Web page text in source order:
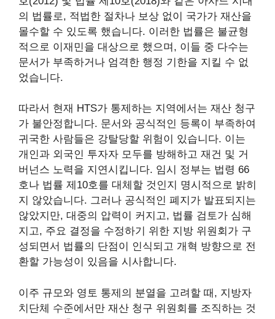
의 법률로, 적법한 절차나 보상 없이 국가가 재산을
몰수할 수 있도록 했습니다. 이러한 법률은 불균형
적으로 이재민을 대상으로 했으며, 이들 중 다수는
문서가 부족하거나 엄격한 행정 기한을 지킬 수 없
었습니다.
따라서 현재 HTS가 통제하는 지역에서는 재산 청구
가 불안정합니다. 문서와 공식적인 등록이 부족하여
귀국한 사람들은 강탈당할 위험이 있습니다. 이는
개인과 외국인 투자자 모두를 방해하고 재건 및 거
버넌스 노력을 지연시킵니다. 임시 정부는 법령 66
호나 법률 제10호를 대체할 것인지 명시적으로 밝히
지 않았습니다. 그러나 공식적인 폐지가 발표되지는
않았지만, 대중의 압력이 커지고, 법률 검토가 심해
지고, 주요 결정을 수정하기 위한 지방 위원회가 구
성되면서 법률의 단점이 인식되고 개혁 방향으로 전
환할 가능성이 있음을 시사합니다.
이주 규모와 영토 통제의 분열을 고려할 때, 지방자
치단체 수준에서만 재산 청구 위원회를 조직하는 것